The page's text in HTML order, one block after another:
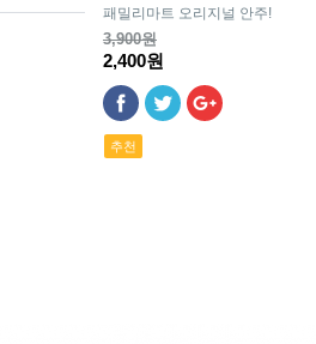
패밀리마트 오리지널 안주!
3,900원
2,400원
추천